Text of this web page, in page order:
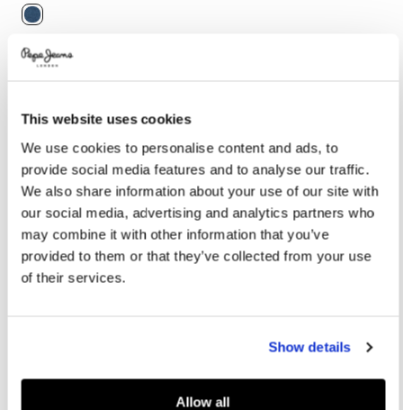
This website uses cookies
We use cookies to personalise content and ads, to
provide social media features and to analyse our traffic.
We also share information about your use of our site with
our social media, advertising and analytics partners who
may combine it with other information that you’ve
provided to them or that they’ve collected from your use
of their services.
Show details
Allow all
GRÖßE AUSWÄHLEN:
LÄNGE AUSWÄHLEN:
30
Model trägt: 27Größe des Models: